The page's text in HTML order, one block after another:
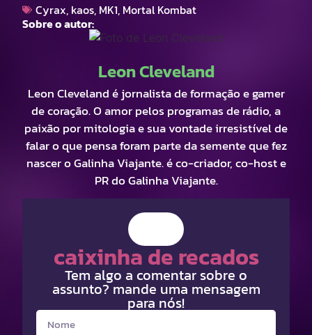
Cyrax, kaos, MK1, Mortal Kombat
Sobre o autor:
Leon Cleveland
Leon Cleveland é jornalista de formação e gamer
de coração. O amor pelos programas de rádio, a
paixão por mitologia e sua vontade irresistível de
falar o que pensa foram parte da semente que fez
nascer o Galinha Viajante. é co-criador, co-host e
PR do Galinha Viajante.
caixinha de recados
Tem algo a comentar sobre o
assunto? mande uma mensagem
para nós!